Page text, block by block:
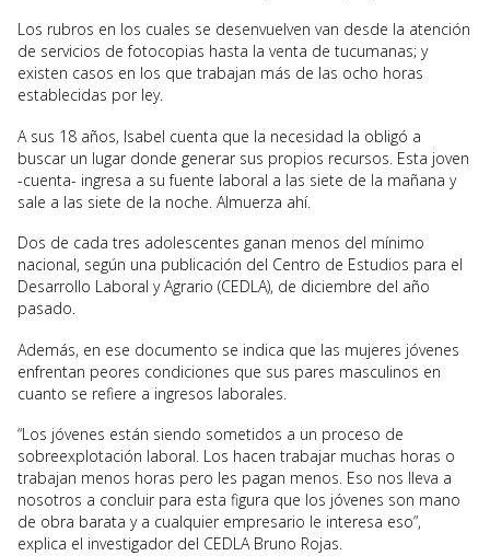
Los rubros en los cuales se desenvuelven van desde la atención
de servicios de fotocopias hasta la venta de tucumanas; y
existen casos en los que trabajan más de las ocho horas
establecidas por ley.
A sus 18 años, Isabel cuenta que la necesidad la obligó a
buscar un lugar donde generar sus propios recursos. Esta joven
-cuenta- ingresa a su fuente laboral a las siete de la mañana y
sale a las siete de la noche. Almuerza ahí.
Dos de cada tres adolescentes ganan menos del mínimo
nacional, según una publicación del Centro de Estudios para el
Desarrollo Laboral y Agrario (CEDLA), de diciembre del año
pasado.
Además, en ese documento se indica que las mujeres jóvenes
enfrentan peores condiciones que sus pares masculinos en
cuanto se refiere a ingresos laborales.
“Los jóvenes están siendo sometidos a un proceso de
sobreexplotación laboral. Los hacen trabajar muchas horas o
trabajan menos horas pero les pagan menos. Eso nos lleva a
nosotros a concluir para esta figura que los jóvenes son mano
de obra barata y a cualquier empresario le interesa eso”,
explica el investigador del CEDLA Bruno Rojas.